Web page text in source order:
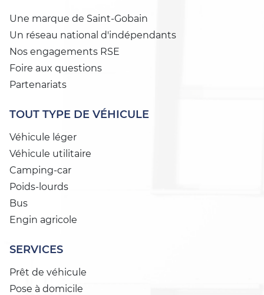
Une marque de Saint-Gobain
Un réseau national d'indépendants
Nos engagements RSE
Foire aux questions
Partenariats
TOUT TYPE DE VÉHICULE
Véhicule léger
Véhicule utilitaire
Camping-car
Poids-lourds
Bus
Engin agricole
SERVICES
Prêt de véhicule
Pose à domicile